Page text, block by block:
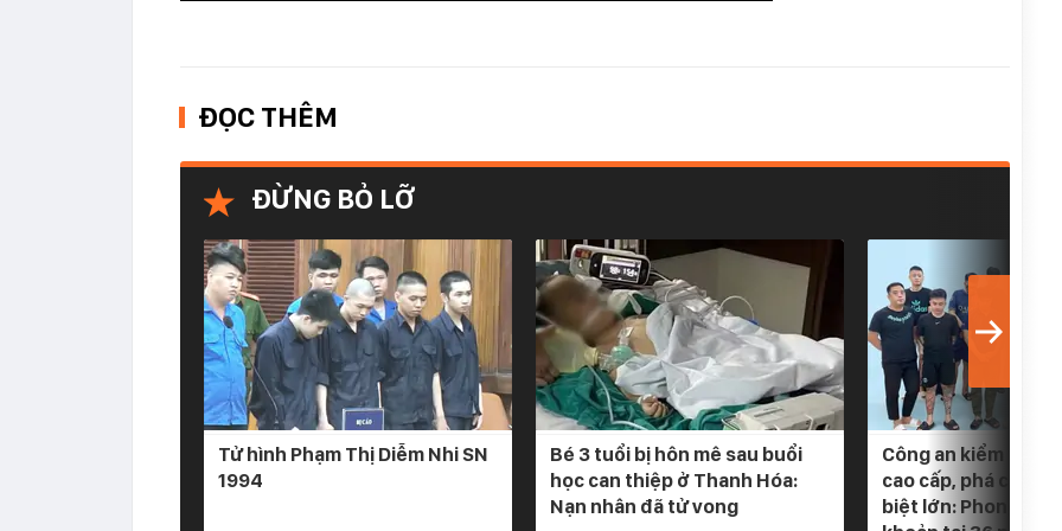
ĐỌC THÊM
ĐỪNG BỎ LỠ
Tử hình Phạm Thị Diễm Nhi SN
1994
Bé 3 tuổi bị hôn mê sau buổi
học can thiệp ở Thanh Hóa:
Nạn nhân đã tử vong
Công an kiểm tra 5
cao cấp, phá
biệt lớn: Phong tỏa